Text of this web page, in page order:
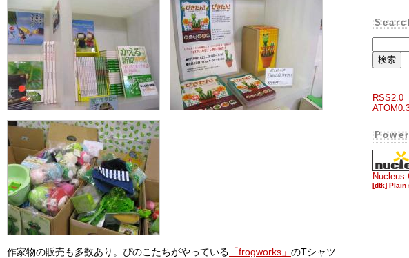
作家物の販売も多数あり。ぴのこたちがやっている 「frogworks」 のTシャツ
RSS2.0
Nucleus
[dtk] Plain